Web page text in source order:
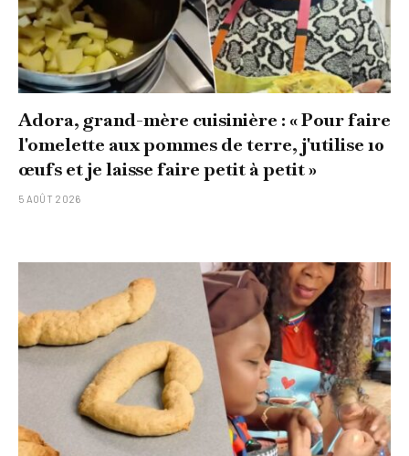
Adora, grand-mère cuisinière : « Pour faire
l'omelette aux pommes de terre, j'utilise 10
œufs et je laisse faire petit à petit »
5 AOÛT 2026